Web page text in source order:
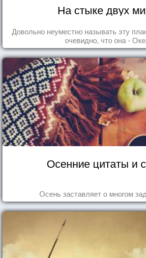
На стыке двух
Довольно неуместно называть эту
очевидно, что она -
Осенние цитаты и
Осень заставляет о многом